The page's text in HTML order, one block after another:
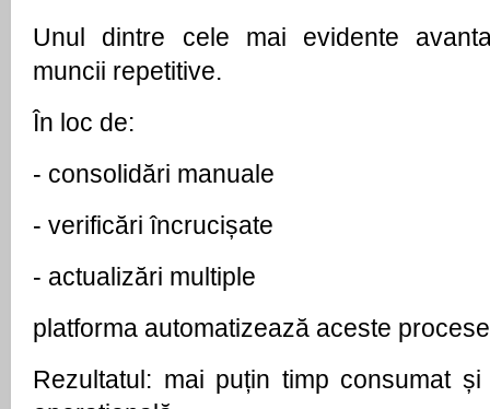
Unul dintre cele mai evidente
muncii repetitive.
În loc de:
- consolidări manuale
- verificări încrucișate
- actualizări multiple
platforma automatizează aceste
Rezultatul: mai puțin timp consumat